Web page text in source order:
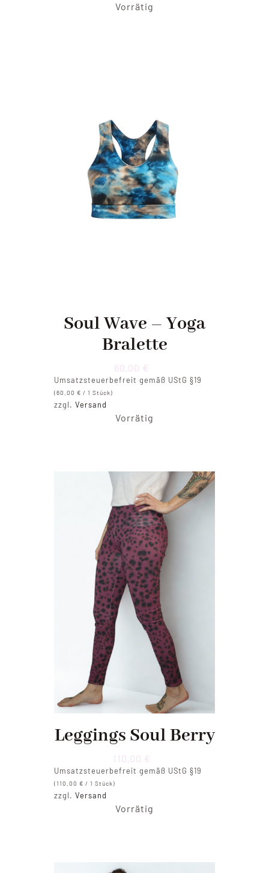
Vorrätig
Soul Wave – Yoga
Bralette
60,00 €
Umsatzsteuerbefreit gemäß UStG §19
(60,00€ / 1 Stück)
zzgl.Versand
Vorrätig
Leggings Soul Berry
110,00 €
Umsatzsteuerbefreit gemäß UStG §19
(110,00€ / 1 Stück)
zzgl.Versand
Vorrätig